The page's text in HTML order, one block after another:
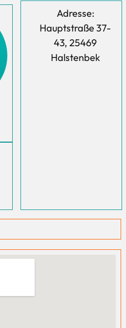
Adresse:
Hauptstraße 37-
43, 25469
Halstenbek